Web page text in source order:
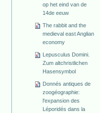
op het eind van de
14de eeuw
The rabbit and the
medieval east Anglian
economy
Lepusculus Domini.
Zum altchristlichen
Hasensymbol
Donnés antiques de
zoogéographie:
l'expansion des
Léporidés dans la